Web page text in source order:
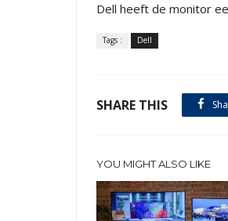
Dell heeft de monitor
Tags : Dell
SHARE THIS
YOU MIGHT ALSO LIKE